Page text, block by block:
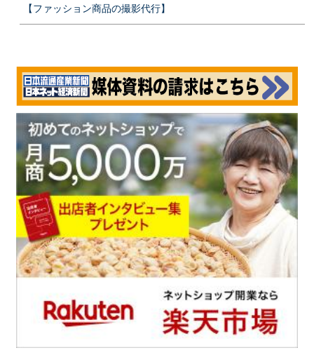
【ファッション商品の撮影代行】